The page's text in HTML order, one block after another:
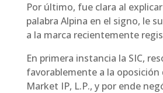
Por último, fue clara al
palabra Alpina en el signo, le
a la marca recientemente
En primera instancia la SIC,
favorablemente a la oposición
Market IP, L.P., y por ende